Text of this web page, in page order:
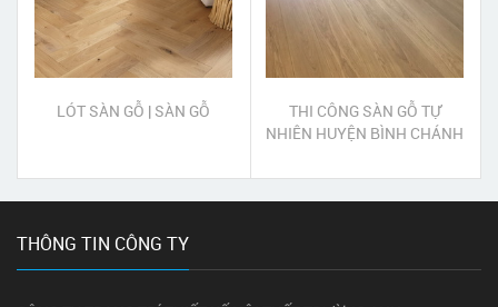
LÓT SÀN GỖ | SÀN GỖ
THI CÔNG SÀN GỖ TỰ
NHIÊN HUYỆN BÌNH CHÁNH
THÔNG TIN CÔNG TY